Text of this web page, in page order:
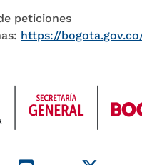
peticiones
https://